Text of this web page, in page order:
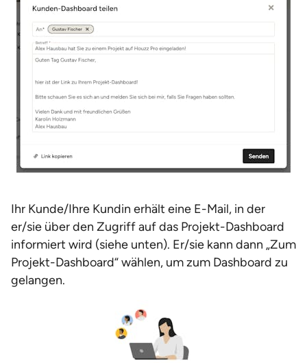
Ihr Kunde/Ihre Kundin erhält eine E-Mail, in der
er/sie über den Zugriff auf das Projekt-Dashboard
informiert wird (siehe unten). Er/sie kann dann „Zum
Projekt-Dashboard“ wählen, um zum Dashboard zu
gelangen.